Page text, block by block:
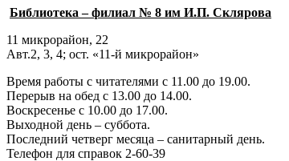
Библиотека – филиал № 8 им И.П. Склярова
11 микрорайон, 22
Авт.2, 3, 4; ост. «11-й микрорайон»
Время работы с читателями с 11.00 до 19.00.
Перерыв на обед с 13.00 до 14.00.
Воскресенье с 10.00 до 17.00.
Выходной день – суббота.
Последний четверг месяца – санитарный день.
Телефон для справок 2-60-39